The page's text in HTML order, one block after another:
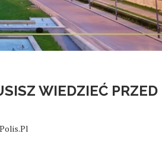
WIEDZIEĆ PRZED